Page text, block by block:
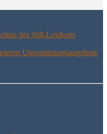
des Still-Lexikons
Unter­stüt­zungs­an­ge­bo­te